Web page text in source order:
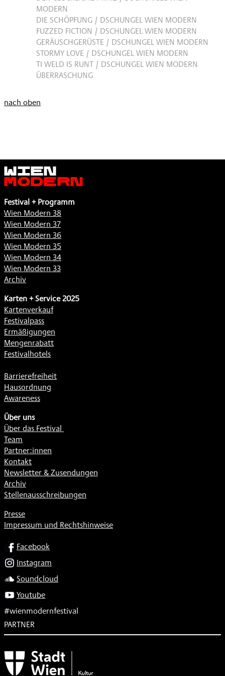
MODERN
DIE SCHÖPFUNG / DSCHUNGEL WIEN MODERN
FUZZED FICTION / DSCHUNGEL WIEN MODERN
GERÄUSCHGERÜSTE / DSCHUNGEL WIEN MODERN
STORMY LOVE / DSCHUNGEL WIEN MODERN
TI WELD IS RUNT / DSCHUNGEL WIEN MODERN
ÜBERRASCHUNG
nach oben
Wien
Modern
Festival + Programm
Wien Modern 38
Wien Modern 37
Wien Modern 36
Wien Modern 35
Wien Modern 34
Wien Modern 33
Archiv
Karten + Service 2025
Kartenverkauf
Festivalpass
Ermäßigungen
Mengenrabatt
Festivalhotels
Barrierefreiheit
Hausordnung
Awareness
Über uns
Über das Festival
Team
Partner:innen
Kontakt
Newsletter & Zusendungen
Archiv
Stellenausschreibungen
Presse
Impressum und Rechtshinweise
SOCIALFacebook
Instagram
Soundcloud
Youtube
#wienmodernfestival
PARTNER
Subventionsgeber